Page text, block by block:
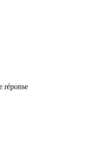
réponse